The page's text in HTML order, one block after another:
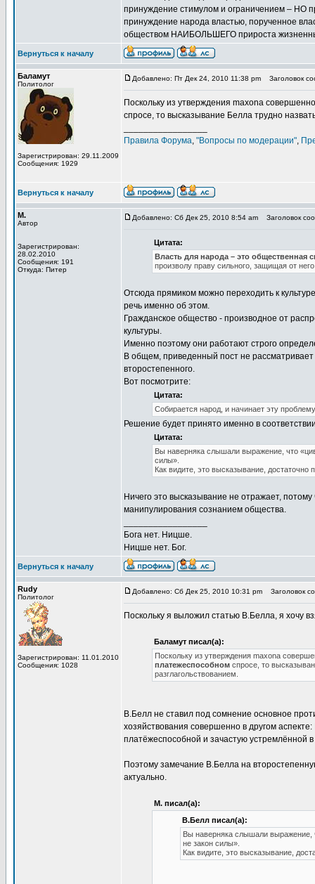
принуждение стимулом и ограничением – НО
принуждение народа властью, порученное
обществом НАИБОЛЬШЕГО прироста
Вернуться к началу
Баламут
Политолог
Зарегистрирован: 29.11.2009
Сообщения: 1929
Добавлено: Пт Дек 24, 2010 11:38 pm Заголовок
Поскольку из утверждения maxona
спросе, то высказывание Белла трудно
Правила Форума, "Вопросы по модерации",
Вернуться к началу
М.
Автор
Зарегистрирован:
28.02.2010
Сообщения: 191
Откуда: Питер
Добавлено: Сб Дек 25, 2010 8:54 am Заголовок
Цитата:
Власть для народа – это общественная
произволу праву сильного, защищая от
Отсюда прямиком можно переходить к
речь именно об этом.
Гражданское общество - производное от
культуры.
Именно поэтому они работают строго
В общем, приведенный пост не рассматривает
второстепенного.
Вот посмотрите:
Цитата:
Собирается народ, и начинает эту
Решение будет принято именно в
Цитата:
Вы наверняка слышали выражение, что
силы».
Как видите, это высказывание,
Ничего это высказывание не отражает,
манипулирования сознанием общества.
Бога нет. Ницше.
Ницше нет. Бог.
Вернуться к началу
Rudy
Политолог
Зарегистрирован: 11.01.2010
Сообщения: 1028
Добавлено: Сб Дек 25, 2010 10:31 pm Заголовок
Поскольку я выложил статью В.Белла, я хочу
Баламут писал(а):
Поскольку из утверждения maxona
платежеспособном спросе, то
разглагольствованием.
В.Белл не ставил под сомнение основное
хозяйствования совершенно в другом
платёжеспособной и зачастую устремлённой
Поэтому замечание В.Белла на
актуально.
М. писал(а):
В.Белл писал(а):
Вы наверняка слышали выражение,
не закон силы».
Как видите, это высказывание,